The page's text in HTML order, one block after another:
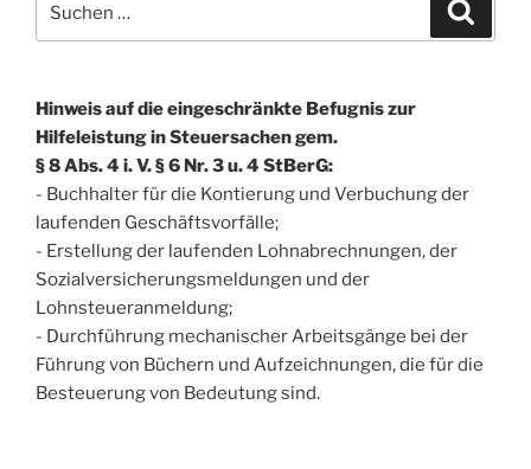
nach:
Hinweis auf die eingeschränkte Befugnis zur
Hilfeleistung in Steuersachen gem.
§ 8 Abs. 4 i. V. § 6 Nr. 3 u. 4 StBerG:
- Buchhalter für die Kontierung und Verbuchung der
laufenden Geschäftsvorfälle;
- Erstellung der laufenden Lohnabrechnungen, der
Sozialversicherungsmeldungen und der
Lohnsteueranmeldung;
- Durchführung mechanischer Arbeitsgänge bei der
Führung von Büchern und Aufzeichnungen, die für die
Besteuerung von Bedeutung sind.